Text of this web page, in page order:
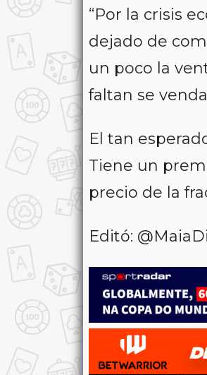
“Por la crisis
dejado de
un poco la
faltan se
El tan
Tiene un
precio de la
Editó: